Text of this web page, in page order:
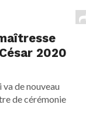
2020
va de nouveau
de cérémonie